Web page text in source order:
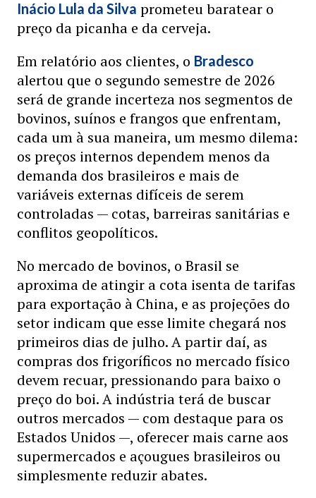
Inácio Lula da Silva prometeu baratear o
preço da picanha e da cerveja.
Em relatório aos clientes, o Bradesco
alertou que o segundo semestre de 2026
será de grande incerteza nos segmentos de
bovinos, suínos e frangos que enfrentam,
cada um à sua maneira, um mesmo dilema:
os preços internos dependem menos da
demanda dos brasileiros e mais de
variáveis externas difíceis de serem
controladas — cotas, barreiras sanitárias e
conflitos geopolíticos.
No mercado de bovinos, o Brasil se
aproxima de atingir a cota isenta de tarifas
para exportação à China, e as projeções do
setor indicam que esse limite chegará nos
primeiros dias de julho. A partir daí, as
compras dos frigoríficos no mercado físico
devem recuar, pressionando para baixo o
preço do boi. A indústria terá de buscar
outros mercados — com destaque para os
Estados Unidos —, oferecer mais carne aos
supermercados e açougues brasileiros ou
simplesmente reduzir abates.